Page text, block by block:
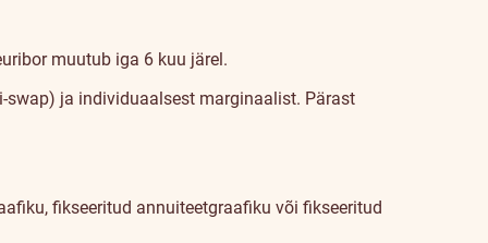
muutub iga 6 kuu järel.
swap) ja individuaalsest marginaalist. Pärast
fikseeritud annuiteetgraafiku või fikseeritud